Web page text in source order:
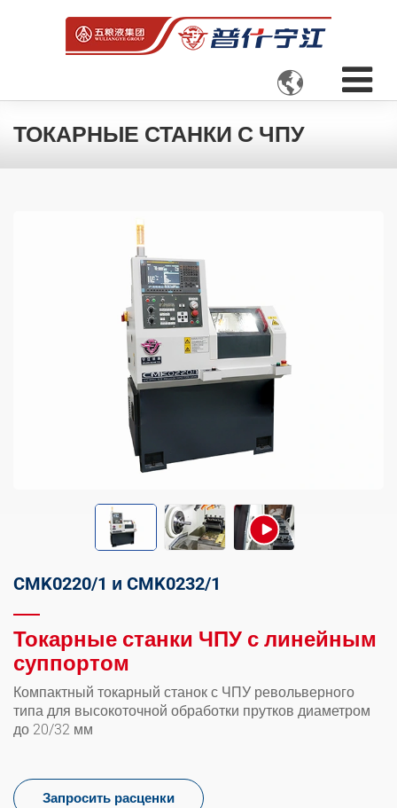

ТОКАРНЫЕ СТАНКИ С ЧПУ
CMK0220/1 и CMK0232/1
Токарные станки ЧПУ с линейным
суппортом
Компактный токарный станок с ЧПУ револьверного
типа для высокоточной обработки прутков диаметром
до 20/32 мм
Запросить расценки